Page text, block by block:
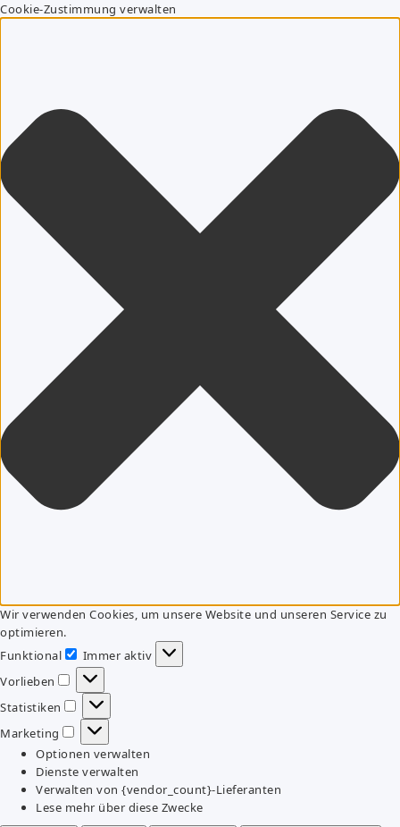
Cookie-Zustimmung verwalten
Wir verwenden Cookies, um unsere Website und unseren Service zu
optimieren.
Funktional
Funktional
Immer aktiv
Vorlieben
Vorlieben
Statistiken
Statistiken
Marketing
Marketing
Optionen verwalten
Dienste verwalten
Verwalten von {vendor_count}-Lieferanten
Lese mehr über diese Zwecke